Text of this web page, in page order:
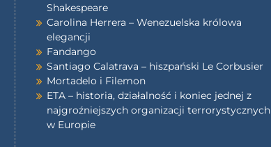
Shakespeare
Carolina Herrera – Wenezuelska królowa
elegancji
Fandango
Santiago Calatrava – hiszpański Le Corbusier
Mortadelo i Filemon
ETA – historia, działalność i koniec jednej z
najgroźniejszych organizacji terrorystycznych
w Europie